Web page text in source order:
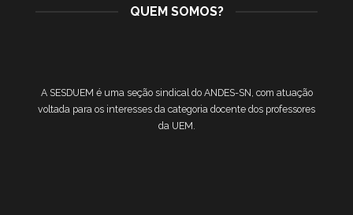
QUEM SOMOS?
A SESDUEM é uma seção sindical do ANDES-SN, com atuação
voltada para os interesses da categoria docente dos professores
da UEM.